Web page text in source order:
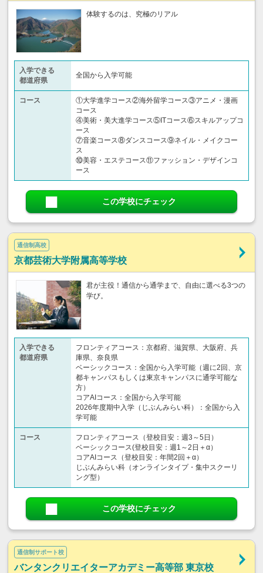
体験するのは、究極のリアル
入学できる
都道府県
全国から入学可能
コース
①大学進学コース②海外留学コース③アニメ・漫画
コース
④美術・美大進学コース⑤ITコース⑥スキルアップコ
ース
⑦音楽コース⑧ダンスコース⑨ネイル・メイクコー
ス
⑩美容・エステコース⑪ファッション・デザインコ
ース
この学校にチェック
通信制高校
京都芸術大学附属高等学校
君が主役！通信から通学まで、自由に選べる3つの
学び。
入学できる
都道府県
フロンティアコース：京都府、滋賀県、大阪府、兵
庫県、奈良県
ベーシックコース：全国から入学可能（週に2回、京
都キャンパスもしくは東京キャンパスに通学可能な
方）
コアAIコース：全国から入学可能
2026年度期中入学（じぶんみらい科）：全国から入
学可能
コース
フロンティアコース（登校目安：週3～5日）
ベーシックコース(登校目安：週1～2日＋α）
コアAIコース（登校目安：年間2回＋α）
じぶんみらい科（オンラインタイプ・集中スクーリ
ング型）
この学校にチェック
通信制サポート校
バンタンクリエイターアカデミー高等部 東京校